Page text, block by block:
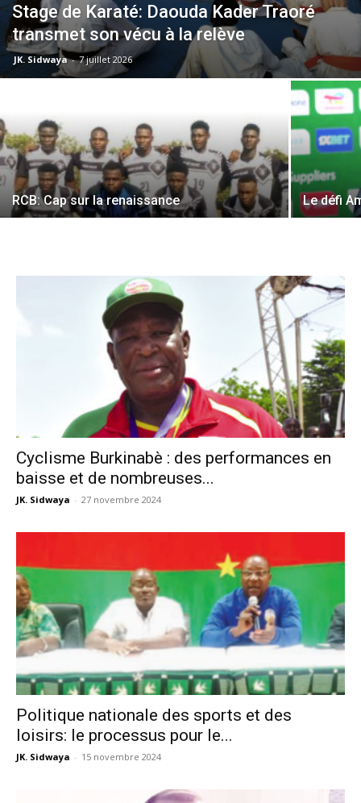
Stage de Karaté: Daouda Kader Traoré
transmet son vécu à la relève
JK. Sidwaya - 7 juillet 2026
RCB: Cap sur la renaissance Le défi
Cyclisme Burkinabè : des performances en
baisse et de nombreuses...
JK. Sidwaya - 27 novembre 2024
Politique nationale des sports et des
loisirs: le processus pour le...
JK. Sidwaya - 15 novembre 2024